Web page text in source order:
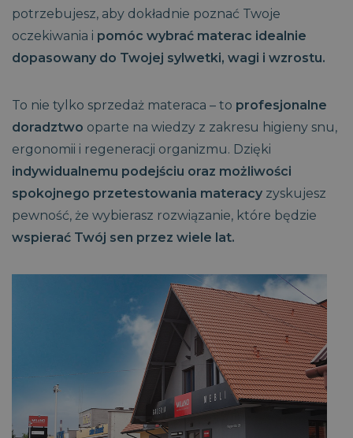
potrzebujesz, aby dokładnie poznać Twoje
oczekiwania i pomóc wybrać materac idealnie
dopasowany do Twojej sylwetki, wagi i wzrostu.
To nie tylko sprzedaż materaca – to profesjonalne
doradztwo oparte na wiedzy z zakresu higieny snu,
ergonomii i regeneracji organizmu. Dzięki
indywidualnemu podejściu oraz możliwości
spokojnego przetestowania materacy zyskujesz
pewność, że wybierasz rozwiązanie, które będzie
wspierać Twój sen przez wiele lat.